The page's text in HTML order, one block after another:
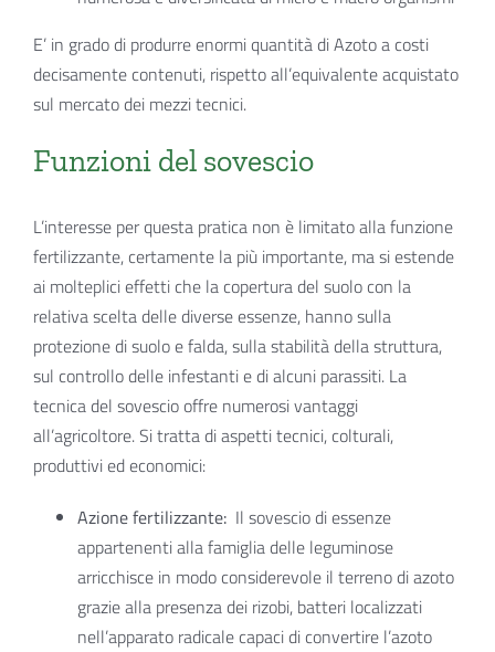
E’ in grado di produrre enormi quantità di Azoto a costi
decisamente contenuti, rispetto all’equivalente acquistato
sul mercato dei mezzi tecnici.
Funzioni del sovescio
L’interesse per questa pratica non è limitato alla funzione
fertilizzante, certamente la più importante, ma si estende
ai molteplici effetti che la copertura del suolo con la
relativa scelta delle diverse essenze, hanno sulla
protezione di suolo e falda, sulla stabilità della struttura,
sul controllo delle infestanti e di alcuni parassiti. La
tecnica del sovescio offre numerosi vantaggi
all’agricoltore. Si tratta di aspetti tecnici, colturali,
produttivi ed economici:
Azione fertilizzante: Il sovescio di essenze
appartenenti alla famiglia delle leguminose
arricchisce in modo considerevole il terreno di azoto
grazie alla presenza dei rizobi, batteri localizzati
nell’apparato radicale capaci di convertire l’azoto